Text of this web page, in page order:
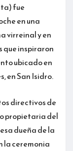
fue
en una
virreinal y en
que inspiraron
ubicado en
en San Isidro.
directivos de
propietaria del
dueña de la
la ceremonia